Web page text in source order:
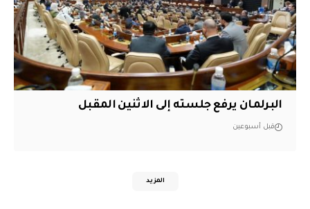
البرلمان يرفع جلسته إلى الاثنين المقبل
قبل أسبوعين
المزيد